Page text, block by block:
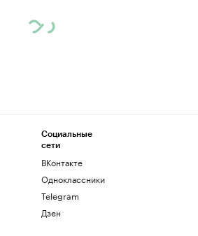
Социальные
сети
ВКонтакте
Одноклассники
Telegram
Дзен